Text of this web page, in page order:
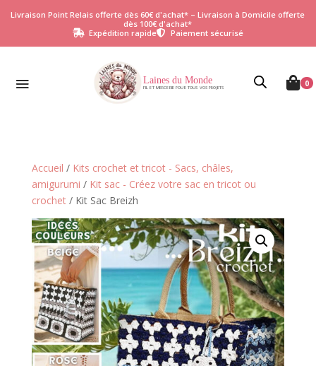
Livraison Point Relais offerte dès 60€ d'achat* – Livraison à Domicile offerte
dès 100€ d'achat*
 Expédition rapide Paiement sécurisé
Laines du Monde
FIL ET MERCERIE POUR TOUS VOS PROJETS  0
Accueil / Kits crochet et tricot - Sacs, châles,
amigurumi / Kit sac - Créez votre sac en tricot ou
crochet/ Kit Sac Breizh